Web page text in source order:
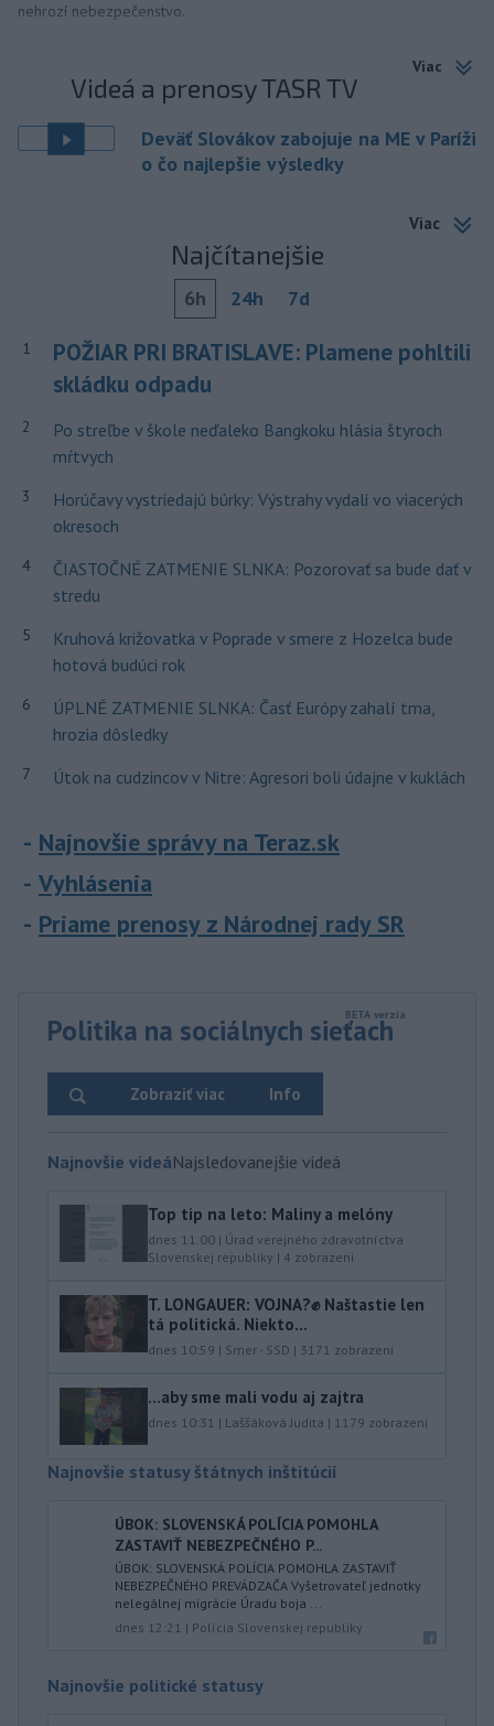
nehrozí nebezpečenstvo.
Viac
Videá a prenosy TASR TV
Deväť Slovákov zabojuje na ME v Paríži
o čo najlepšie výsledky
Viac
Najčítanejšie
6h 24h 7d
1
POŽIAR PRI BRATISLAVE: Plamene pohltili
skládku odpadu
2
Po streľbe v škole neďaleko Bangkoku hlásia štyroch
mŕtvych
3
Horúčavy vystriedajú búrky: Výstrahy vydali vo viacerých
okresoch
4
ČIASTOČNÉ ZATMENIE SLNKA: Pozorovať sa bude dať v
stredu
5
Kruhová križovatka v Poprade v smere z Hozelca bude
hotová budúci rok
6
ÚPLNÉ ZATMENIE SLNKA: Časť Európy zahalí tma,
hrozia dôsledky
7 Útok na cudzincov v Nitre: Agresori boli údajne v kuklách
Najnovšie správy na Teraz.sk
Vyhlásenia
Priame prenosy z Národnej rady SR
Politika na sociálnych sieťach
Info
Zobraziť viac
Najnovšie videáNajsledovanejšie videá
Top tip na leto: Maliny a melóny
dnes 11:00 | Úrad verejného zdravotníctva
Slovenskej republiky | 4 zobrazení
T. LONGAUER: VOJNA?✊ Naštastie len
tá politická. Niekto...
dnes 10:59 | Smer - SSD | 3171 zobrazení
...aby sme mali vodu aj zajtra
dnes 10:31 | Laššáková Judita | 1179 zobrazení
Najnovšie statusy štátnych inštitúcií
ÚBOK: SLOVENSKÁ POLÍCIA POMOHLA
ZASTAVIŤ NEBEZPEČNÉHO P...
ÚBOK: SLOVENSKÁ POLÍCIA POMOHLA ZASTAVIŤ
NEBEZPEČNÉHO PREVÁDZAČA Vyšetrovateľ jednotky
nelegálnej migrácie Úradu boja ...
dnes 12:21 | Polícia Slovenskej republiky
Najnovšie politické statusy